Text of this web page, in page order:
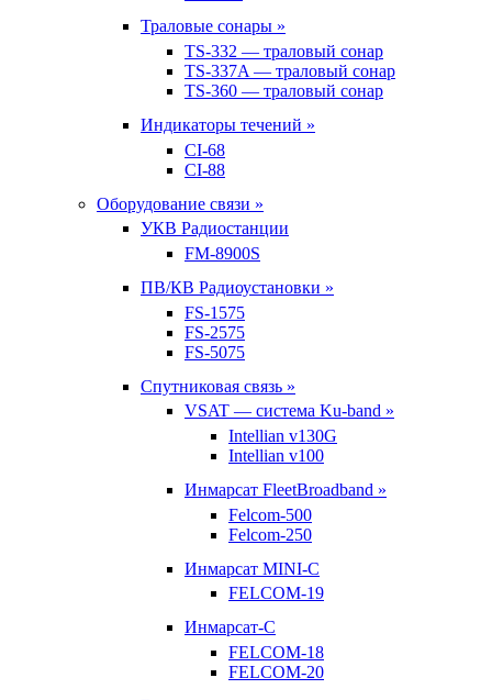
Траловые сонары »
TS-332 — траловый сонар
TS-337A — траловый сонар
TS-360 — траловый сонар
Индикаторы течений »
CI-68
CI-88
Оборудование связи »
УКВ Радиостанции
FM-8900S
ПВ/КВ Радиоустановки »
FS-1575
FS-2575
FS-5075
Спутниковая связь »
VSAT — система Ku-band »
Intellian v130G
Intellian v100
Инмарсат FleetBroadband »
Felcom-500
Felcom-250
Инмарсат MINI-C
FELCOM-19
Инмарсат-С
FELCOM-18
FELCOM-20